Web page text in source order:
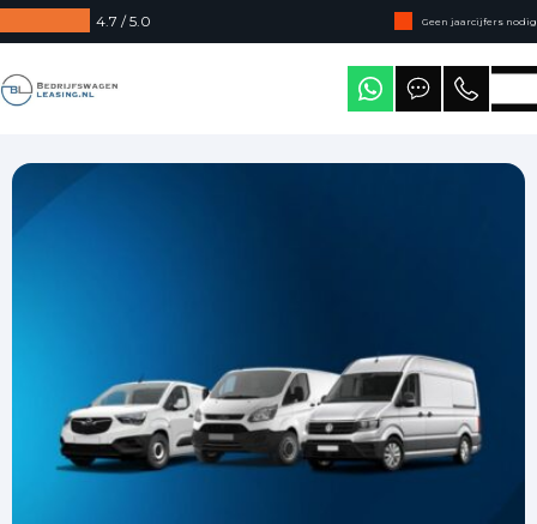
4.7 / 5.0
Geen jaarcijfers nodig
Direct uit voorraad leverbaar
Levering in heel Nederland